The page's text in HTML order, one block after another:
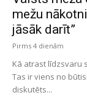
mežu
jāsāk darīt”
Pirms 4 dienām
Kā atrast līdzsvaru
Tas ir viens no
diskutēts...